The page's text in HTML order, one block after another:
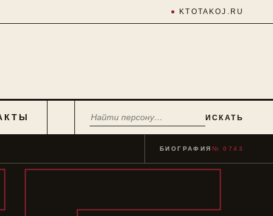
● KTOTAKOJ.RU
ИСКАТЬ
БИОГРАФИЯ № 0743